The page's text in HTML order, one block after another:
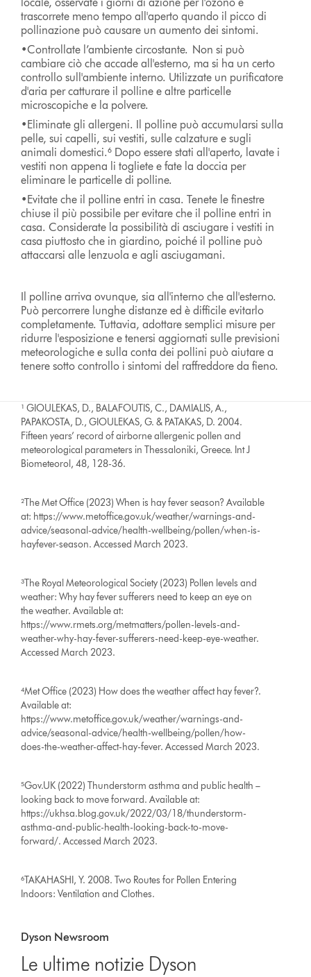
trascorrete meno tempo all'aperto quando il picco di
pollinazione può causare un aumento dei sintomi.
•Controllate l’ambiente circostante. Non si può
cambiare ciò che accade all'esterno, ma si ha un certo
controllo sull'ambiente interno. Utilizzate un purificatore
d'aria per catturare il polline e altre particelle
microscopiche e la polvere.
•Eliminate gli allergeni. Il polline può accumularsi sulla
pelle, sui capelli, sui vestiti, sulle calzature e sugli
animali domestici.⁶ Dopo essere stati all'aperto, lavate i
vestiti non appena li togliete e fate la doccia per
eliminare le particelle di polline.
•Evitate che il polline entri in casa. Tenete le finestre
chiuse il più possibile per evitare che il polline entri in
casa. Considerate la possibilità di asciugare i vestiti in
casa piuttosto che in giardino, poiché il polline può
attaccarsi alle lenzuola e agli asciugamani.
Il polline arriva ovunque, sia all'interno che all'esterno.
Può percorrere lunghe distanze ed è difficile evitarlo
completamente. Tuttavia, adottare semplici misure per
ridurre l'esposizione e tenersi aggiornati sulle previsioni
meteorologiche e sulla conta dei pollini può aiutare a
tenere sotto controllo i sintomi del raffreddore da fieno.
¹ GIOULEKAS, D., BALAFOUTIS, C., DAMIALIS, A.,
PAPAKOSTA, D., GIOULEKAS, G. & PATAKAS, D. 2004.
Fifteen years’ record of airborne allergenic pollen and
meteorological parameters in Thessaloniki, Greece. Int J
Biometeorol, 48, 128-36.
²The Met Office (2023) When is hay fever season? Available
at: https://www.metoffice.gov.uk/weather/warnings-and-
advice/seasonal-advice/health-wellbeing/pollen/when-is-
hayfever-season. Accessed March 2023.
³The Royal Meteorological Society (2023) Pollen levels and
weather: Why hay fever sufferers need to keep an eye on
the weather. Available at:
https://www.rmets.org/metmatters/pollen-levels-and-
weather-why-hay-fever-sufferers-need-keep-eye-weather.
Accessed March 2023.
⁴Met Office (2023) How does the weather affect hay fever?.
Available at:
https://www.metoffice.gov.uk/weather/warnings-and-
advice/seasonal-advice/health-wellbeing/pollen/how-
does-the-weather-affect-hay-fever. Accessed March 2023.
⁵Gov.UK (2022) Thunderstorm asthma and public health –
looking back to move forward. Available at:
https://ukhsa.blog.gov.uk/2022/03/18/thunderstorm-
asthma-and-public-health-looking-back-to-move-
forward/. Accessed March 2023.
⁶TAKAHASHI, Y. 2008. Two Routes for Pollen Entering
Indoors: Ventilation and Clothes.
Dyson Newsroom
Le ultime notizie Dyson